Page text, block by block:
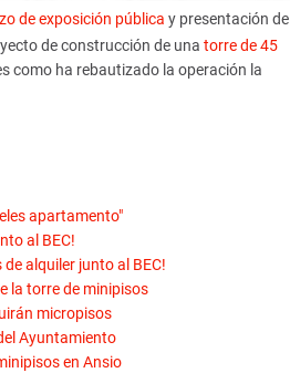
de exposición pública y presentación de
de construcción de una torre de 45
como ha rebautizado la operación la
apartamento"
al BEC!
alquiler junto al BEC!
la torre de minipisos
micropisos
Ayuntamiento
en Ansio